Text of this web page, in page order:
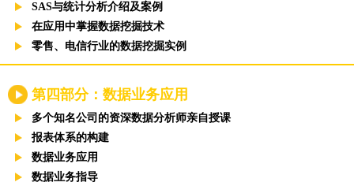
SAS与统计分析介绍及案例
在应用中掌握数据挖掘技术
零售、电信行业的数据挖掘实例
第四部分：数据业务应用
多个知名公司的资深数据分析师亲自授课
报表体系的构建
数据业务应用
数据业务指导